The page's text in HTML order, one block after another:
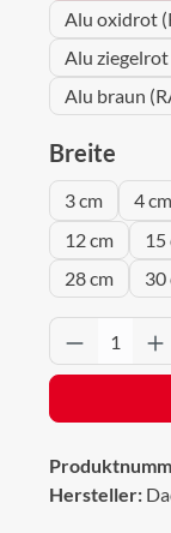
Alu oxidrot
Alu
Alu braun
Breite
3 cm 4 cm
12 cm
15
28 cm
30
Produkt
Hersteller: